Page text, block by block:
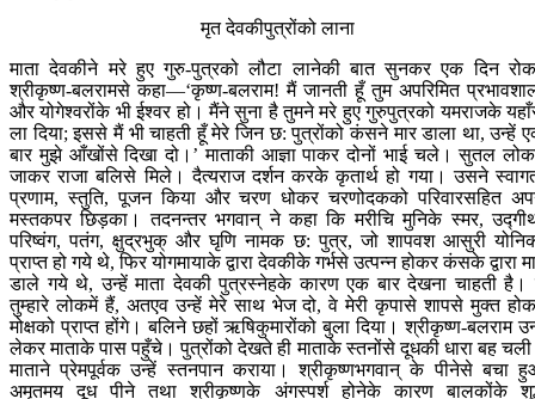
मृत देवकीपुत्रोंको लाना
माता देवकीने मरे हुए गुरु-पुत्रको लौटा लानेकी बात सुनकर एक दिन
श्रीकृष्ण-बलरामसे कहा—‘कृष्ण-बलराम! मैं जानती हूँ तुम अपरिमित
और योगेश्वरोंके भी ईश्वर हो। मैंने सुना है तुमने मरे हुए गुरुपुत्रको यमराजके
ला दिया; इससे मैं भी चाहती हूँ मेरे जिन छ: पुत्रोंको कंसने मार डाला था, उन्हें
बार मुझे आँखोंसे दिखा दो।’ माताकी आज्ञा पाकर दोनों भाई चले। सुतल
जाकर राजा बलिसे मिले। दैत्यराज दर्शन करके कृतार्थ हो गया। उसने
प्रणाम, स्तुति, पूजन किया और चरण धोकर चरणोदकको परिवारसहित
मस्तकपर छिड़का। तदनन्तर भगवान् ने कहा कि मरीचि मुनिके स्मर,
परिष्वंग, पतंग, क्षुद्रभुक् और घृणि नामक छ: पुत्र, जो शापवश आसुरी
प्राप्त हो गये थे, फिर योगमायाके द्वारा देवकीके गर्भसे उत्पन्न होकर कंसके द्वारा
डाले गये थे, उन्हें माता देवकी पुत्रस्नेहके कारण एक बार देखना चाहती है।
तुम्हारे लोकमें हैं, अतएव उन्हें मेरे साथ भेज दो, वे मेरी कृपासे शापसे मुक्त
मोक्षको प्राप्त होंगे। बलिने छहों ऋषिकुमारोंको बुला दिया। श्रीकृष्ण-बलराम
लेकर माताके पास पहुँचे। पुत्रोंको देखते ही माताके स्तनोंसे दूधकी धारा बह
माताने प्रेमपूर्वक उन्हें स्तनपान कराया। श्रीकृष्णभगवान् के पीनेसे बचा
अमृतमय दूध पीने तथा श्रीकृष्णके अंगस्पर्श होनेके कारण बालकोंके